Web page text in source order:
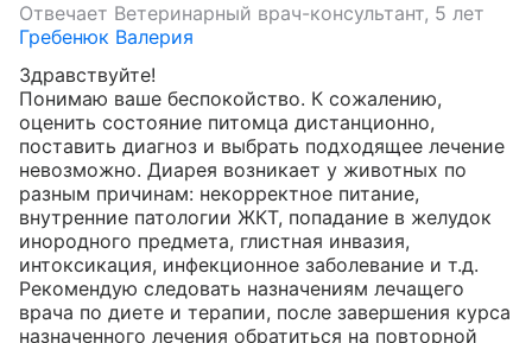
Отвечает Ветеринарный врач-консультант, 5 лет
Гребенюк Валерия
Здравствуйте!
Понимаю ваше беспокойство. К сожалению,
оценить состояние питомца дистанционно,
поставить диагноз и выбрать подходящее лечение
невозможно. Диарея возникает у животных по
разным причинам: некорректное питание,
внутренние патологии ЖКТ, попадание в желудок
инородного предмета, глистная инвазия,
интоксикация, инфекционное заболевание и т.д.
Рекомендую следовать назначениям лечащего
врача по диете и терапии, после завершения курса
назначенного лечения обратиться на повторной